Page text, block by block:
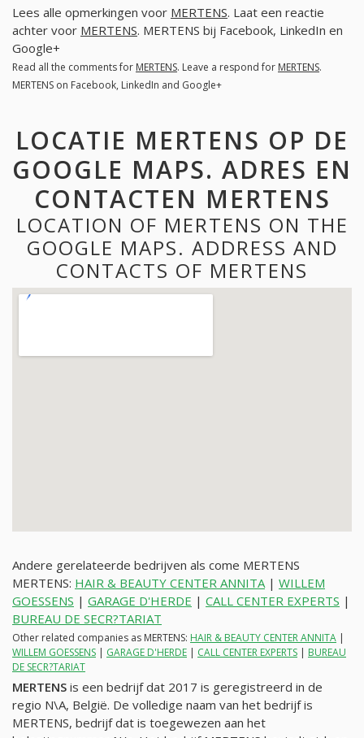
Lees alle opmerkingen voor MERTENS. Laat een reactie
achter voor MERTENS. MERTENS bij Facebook, LinkedIn en
Google+
Read all the comments for MERTENS. Leave a respond for MERTENS.
MERTENS on Facebook, LinkedIn and Google+
LOCATIE MERTENS OP DE
GOOGLE MAPS. ADRES EN
CONTACTEN MERTENS
LOCATION OF MERTENS ON THE
GOOGLE MAPS. ADDRESS AND
CONTACTS OF MERTENS
Andere gerelateerde bedrijven als come MERTENS
MERTENS: HAIR & BEAUTY CENTER ANNITA| WILLEM
GOESSENS | GARAGE D'HERDE | CALL CENTER EXPERTS |
BUREAU DE SECR?TARIAT
Other related companies as MERTENS: HAIR & BEAUTY CENTER ANNITA |
WILLEM GOESSENS | GARAGE D'HERDE | CALL CENTER EXPERTS | BUREAU
DE SECR?TARIAT
MERTENS is een bedrijf dat 2017 is geregistreerd in de
regio N\A, België. De volledige naam van het bedrijf is
MERTENS, bedrijf dat is toegewezen aan het